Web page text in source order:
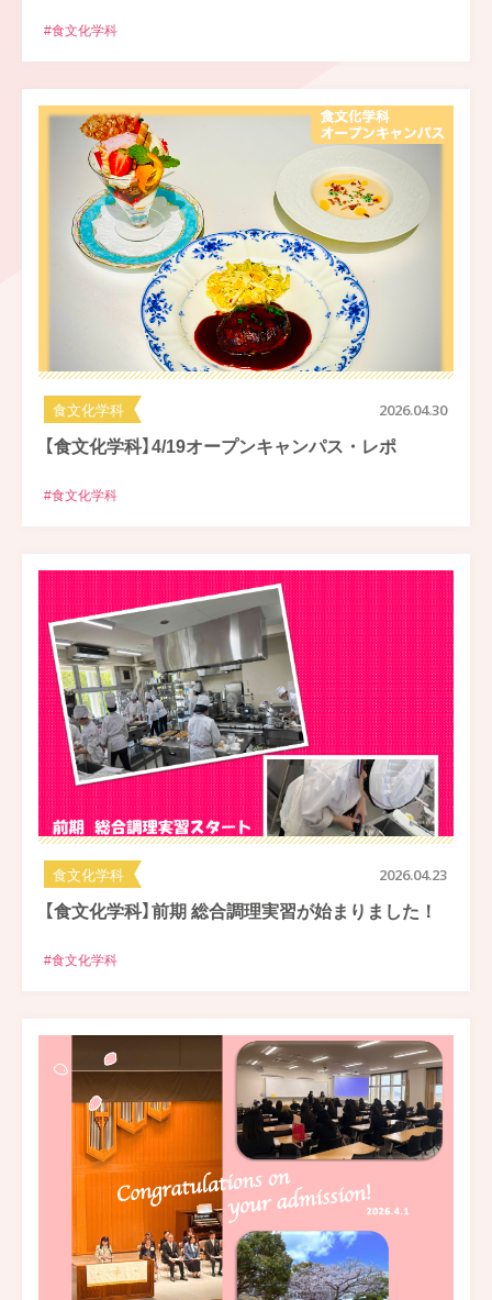
#食文化学科
食文化学科 2026.04.30
【食文化学科】4/19オープンキャンパス・レポ
#食文化学科
食文化学科 2026.04.23
【食文化学科】前期 総合調理実習が始まりました！
#食文化学科